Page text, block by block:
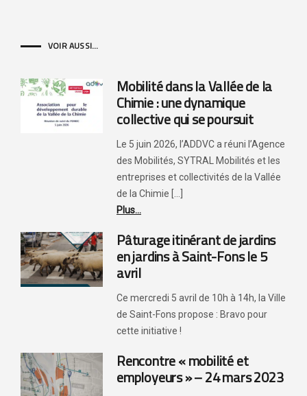
VOIR AUSSI...
Mobilité dans la Vallée de la
Chimie : une dynamique
collective qui se poursuit
Le 5 juin 2026, l’ADDVC a réuni l’Agence
des Mobilités, SYTRAL Mobilités et les
entreprises et collectivités de la Vallée
de la Chimie [...]
Plus...
Pâturage itinérant de jardins
en jardins à Saint-Fons le 5
avril
Ce mercredi 5 avril de 10h à 14h, la Ville
de Saint-Fons propose : Bravo pour
cette initiative !
Rencontre « mobilité et
employeurs » – 24 mars 2023